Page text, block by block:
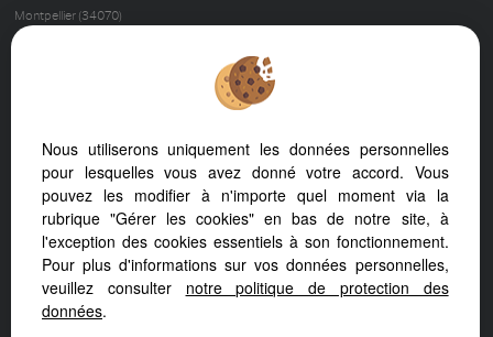
Montpellier (34070)
Castries (34160)
Prades Le Lez (34730)
Uzes (30700)
Juvignac (34990)
Villeneuve Les Maguelone (34750)
Cournonterral (34660)
Saussines (34160)
Nous utiliserons uniquement les données personnelles
pour lesquelles vous avez donné votre accord. Vous
pouvez les modifier à n'importe quel moment via la
rubrique "Gérer les cookies" en bas de notre site, à
l'exception des cookies essentiels à son fonctionnement.
Pour plus d'informations sur vos données personnelles,
veuillez consulter notre politique de protection des
données.